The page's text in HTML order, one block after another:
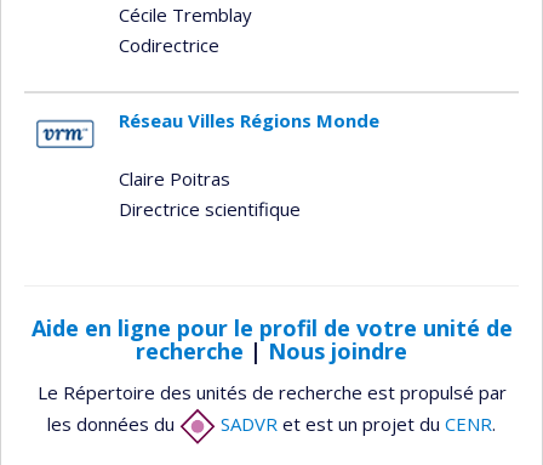
Cécile Tremblay
Codirectrice
Réseau Villes Régions Monde
Claire Poitras
Directrice scientifique
Aide en ligne pour le profil de votre unité de
recherche | Nous joindre
Le Répertoire des unités de recherche est propulsé par
les données du
SADVR et est un projet du CENR.